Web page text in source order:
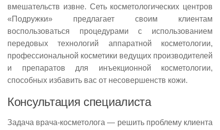
вмешательств извне. Сеть косметологических центров
«Подружки» предлагает своим клиентам
воспользоваться процедурами с использованием
передовых технологий аппаратной косметологии,
профессиональной косметики ведущих производителей
и препаратов для инъекционной косметологии,
способных избавить вас от несовершенств кожи.
Консультация специалиста
Задача врача-косметолога — решить проблему клиента